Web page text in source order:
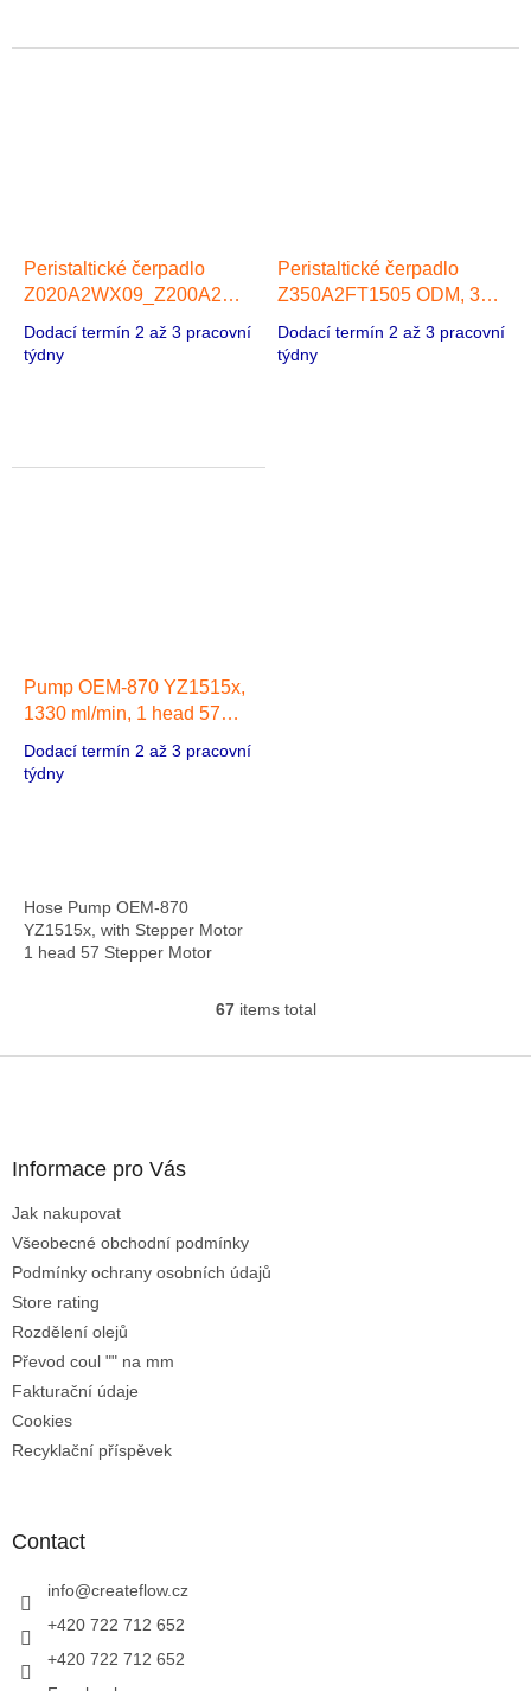
Peristaltické čerpadlo
Z020A2WX09_Z200A2WX09
motor DC
Dodací termín 2 až 3 pracovní
týdny
Peristaltické čerpadlo
Z350A2FT1505 ODM, 360
motor stejnosměrného
Dodací termín 2 až 3 pracovní
týdny
Pump OEM-870 YZ1515x,
1330 ml/min, 1 head 57
Dodací termín 2 až 3 pracovní
týdny
Hose Pump OEM-870
YZ1515x, with Stepper Motor
1 head 57 Stepper Motor
L
s
r
67items total
Informace pro Vás
Jak nakupovat
Všeobecné obchodní podmínky
Podmínky ochrany osobních údajů
Store rating
Rozdělení olejů
Převod coul "" na mm
Fakturační údaje
Cookies
Recyklační příspěvek
Contact
info@createflow.cz
+420 722 712 652
+420 722 712 652